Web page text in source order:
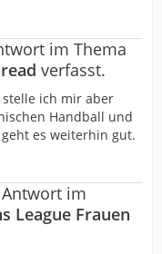
im Thema
verfasst.
ich mir aber
Handball und
es weiterhin gut.
im
League Frauen